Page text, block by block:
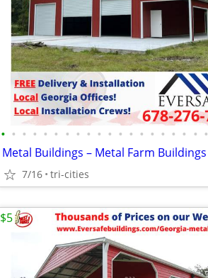
• • • • • • • • • • • • • • • • • • • •
Metal Buildings – Metal Farm Buildings
7/16 tri-cities
$5